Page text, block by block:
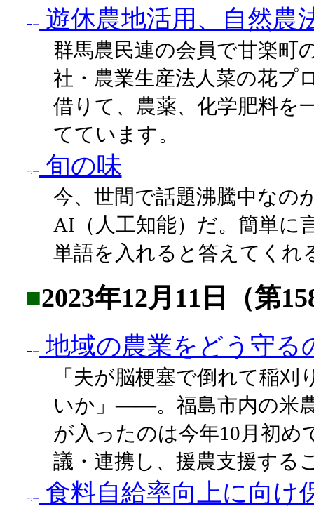
遊休農地活用、自然農
群馬農民連の会員で甘楽町
社・農業生産法人菜の花プ
借りて、農薬、化学肥料を
てています。
旬の味
今、世間で話題沸騰中なの
AI（人工知能）だ。簡単に
単語を入れると答えてくれ
■2023年12月11日（第
地域の農業をどう守る
「夫が脳梗塞で倒れて稲
いか」――。福島市内の米
が入ったのは今年10月初め
議・連携し、援農支援する
食料自給率向上に向け